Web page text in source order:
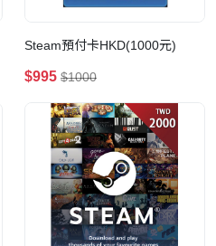
Steam預付卡HKD(1000元)
$995 $1000